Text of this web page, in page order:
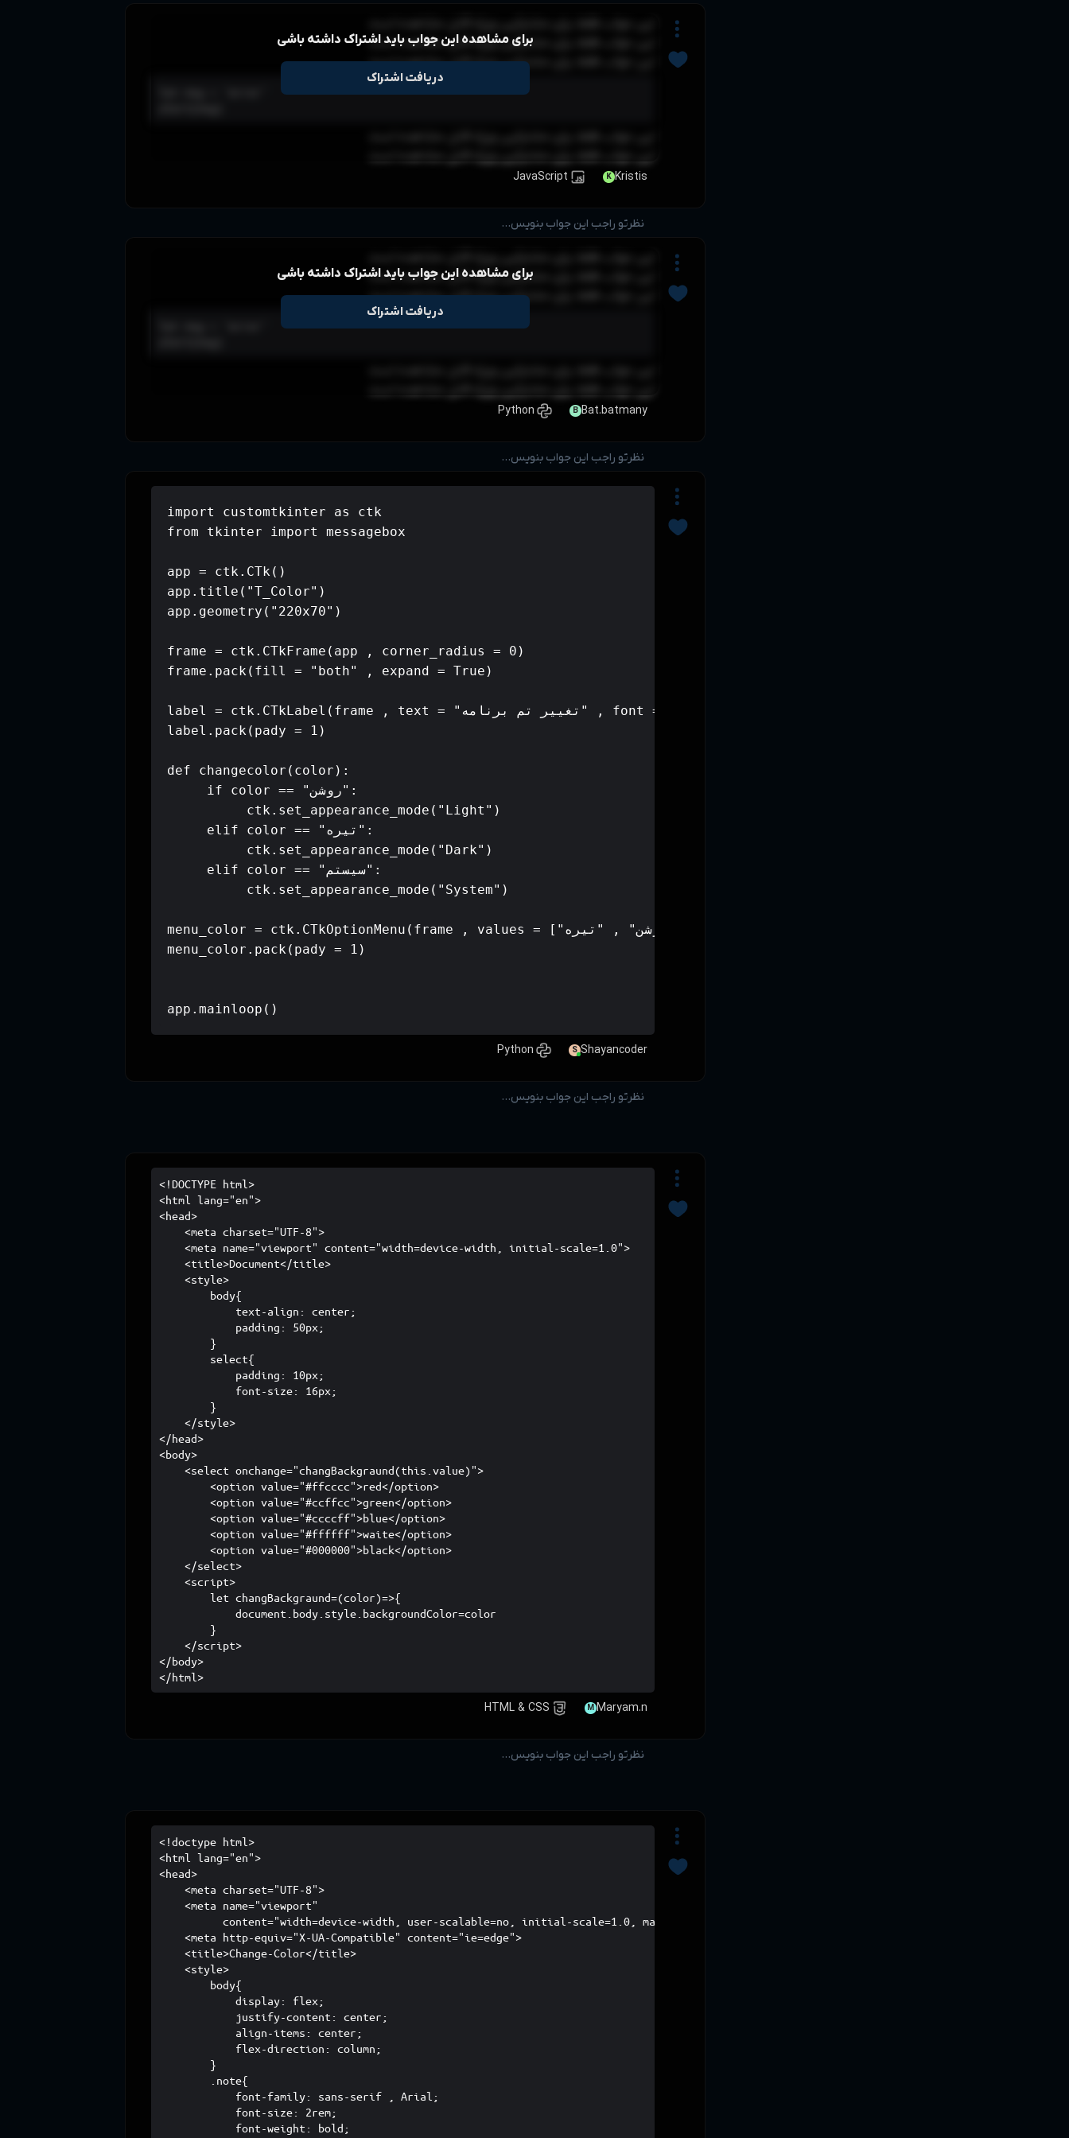
این جواب فقط برای مشترکین ویژه قابل مشاهده است
این جواب فقط برای مشترکین ویژه قابل مشاهده است
برای مشاهده این جواب باید اشتراک داشته باشی
دریافت اشتراک
Kristis
K
JavaScript
نظرتو راجب این جواب بنویس...
این جواب فقط برای مشترکین ویژه قابل مشاهده است
این جواب فقط برای مشترکین ویژه قابل مشاهده است
برای مشاهده این جواب باید اشتراک داشته باشی
دریافت اشتراک
Bat.batmany
B
Python
نظرتو راجب این جواب بنویس...
import customtkinter as ctk
from tkinter import messagebox
app = ctk.CTk()
app.title("T_Color")
app.geometry("220x70")
frame = ctk.CTkFrame(app , corner_radius = 0)
frame.pack(fill = "both" , expand = True)
label = ctk.CTkLabel(frame , text = "تغییر تم برنامه" , font = ("B nazanin" , 17))
label.pack(pady = 1)
def changecolor(color):
     if color == "روشن":
          ctk.set_appearance_mode("Light")
     elif color == "تیره":
          ctk.set_appearance_mode("Dark")
     elif color == "سیستم":
          ctk.set_appearance_mode("System")
menu_color = ctk.CTkOptionMenu(frame , values = ["سیستم" , "روشن" , "تیره"] , command = changecolor , font = ("B nazanin" , 15))
menu_color.pack(pady = 1)
Shayancoder
S
Python
نظرتو راجب این جواب بنویس...
<!DOCTYPE html>
<html lang="en">
<head>
    <meta charset="UTF-8">
    <meta name="viewport" content="width=device-width, initial-scale=1.0">
    <title>Document</title>
    <style>
        body{
            text-align: center;
            padding: 50px;
        }
        select{
            padding: 10px;
            font-size: 16px;
        }
    </style>
</head>
<body>
    <select onchange="changBackgraund(this.value)">
        <option value="#ffcccc">red</option>
        <option value="#ccffcc">green</option>
        <option value="#ccccff">blue</option>
        <option value="#ffffff">waite</option>
        <option value="#000000">black</option>
    </select>
    <script>
        let changBackgraund=(color)=>{
            document.body.style.backgroundColor=color
        }
    </script>
</body>
</html>
Maryam.n
M
HTML & CSS
نظرتو راجب این جواب بنویس...
<!doctype html>
<html lang="en">
<head>
    <meta charset="UTF-8">
    <meta name="viewport"
          content="width=device-width, user-scalable=no, initial-scale=1.0, maximum-scale=1.0, minimum-scale=1.0">
    <meta http-equiv="X-UA-Compatible" content="ie=edge">
    <title>Change-Color</title>
    <style>
        body{
            display: flex;
            justify-content: center;
            align-items: center;
            flex-direction: column;
        }
        .note{
            font-family: sans-serif , Arial;
            font-size: 2rem;
            font-weight: bold;